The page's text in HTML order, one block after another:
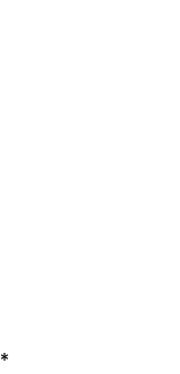
*Обязательно